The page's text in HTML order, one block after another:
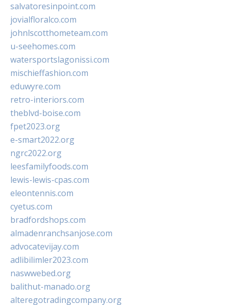
salvatoresinpoint.com
jovialfloralco.com
johnlscotthometeam.com
u-seehomes.com
watersportslagonissi.com
mischieffashion.com
eduwyre.com
retro-interiors.com
theblvd-boise.com
fpet2023.org
e-smart2022.org
ngrc2022.org
leesfamilyfoods.com
lewis-lewis-cpas.com
eleontennis.com
cyetus.com
bradfordshops.com
almadenranchsanjose.com
advocatevijay.com
adlibilimler2023.com
naswwebed.org
balithut-manado.org
alteregotradingcompany.org